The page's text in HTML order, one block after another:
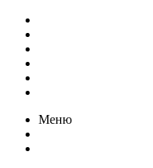
Меню